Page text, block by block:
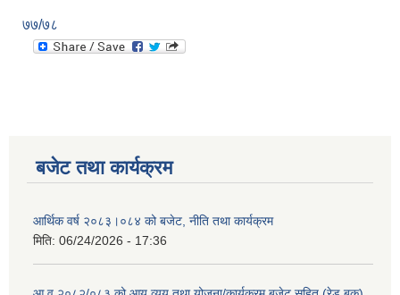
७७/७८
बजेट तथा कार्यक्रम
आर्थिक वर्ष २०८३।०८४ को बजेट, नीति तथा कार्यक्रम
मिति: 06/24/2026 - 17:36